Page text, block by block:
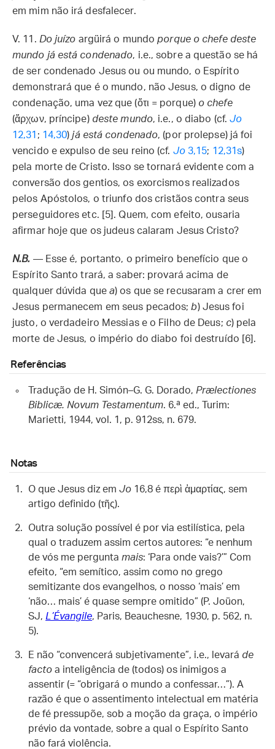
em mim não irá desfalecer.
V. 11. Do juízo argüirá o mundoporque o chefe deste
mundo já está condenado, i.e., sobre a questão se há
de ser condenado Jesus ou ou mundo, o Espírito
demonstrará que é o mundo, não Jesus, o digno de
condenação, uma vez que (ὅτι = porque) o chefe
(ἄρχων, príncipe) deste mundo, i.e., o diabo (cf.Jo
12,31 ; 14,30)já está condenado, (por prolepse) já foi
vencido e expulso de seu reino (cf. Jo3,15; 12,31s)
pela morte de Cristo. Isso se tornará evidente com a
conversão dos gentios, os exorcismos realizados
pelos Apóstolos, o triunfo dos cristãos contra seus
perseguidores etc. [5]. Quem, com efeito, ousaria
afirmar hoje que os judeus calaram Jesus Cristo?
N.B. — Esse é, portanto, o primeiro benefício que o
Espírito Santo trará, a saber: provará acima de
qualquer dúvida que a) os que se recusaram a crer em
Jesus permanecem em seus pecados;b) Jesus foi
justo, o verdadeiro Messias e o Filho de Deus; c) pela
morte de Jesus, o império do diabo foi destruído [6].
Referências
Tradução de H. Simón–G. G. Dorado, Prælectiones
Biblicæ. Novum Testamentum. 6.ª ed., Turim:
Marietti, 1944, vol. 1, p. 912ss, n. 679.
Notas
O que Jesus diz em Jo 16,8 é περὶ ἁμαρτίας, sem
artigo definido (τῆς).
Outra solução possível é por via estilística, pela
qual o traduzem assim certos autores: “e nenhum
de vós me pergunta mais: ‘Para onde vais?’” Com
efeito, “em semítico, assim como no grego
semitizante dos evangelhos, o nosso ‘mais’ em
‘não… mais’ é quase sempre omitido” (P. Joüon,
SJ, L’Évangile, Paris, Beauchesne, 1930, p. 562, n.
5).
E não “convencerá subjetivamente”, i.e., levará de
facto a inteligência de (todos) os inimigos a
assentir (= “obrigará o mundo a confessar…”). A
razão é que o assentimento intelectual em matéria
de fé pressupõe, sob a moção da graça, o império
prévio da vontade, sobre a qual o Espírito Santo
não fará violência.